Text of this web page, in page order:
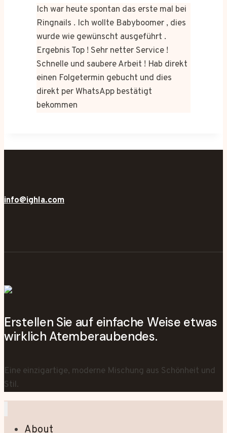
Ich war heute spontan das erste mal bei
Ringnails . Ich wollte Babyboomer , dies
wurde wie gewünscht ausgeführt .
Ergebnis Top ! Sehr netter Service !
Schnelle und saubere Arbeit ! Hab direkt
einen Folgetermin gebucht und dies
direkt per WhatsApp bestätigt
bekommen
info@ighla.com
Erstellen Sie auf einfache Weise etwas
wirklich Atemberaubendes.
Eine einzigartige, moderne Mischung aus Schönheit und
Stil.
About